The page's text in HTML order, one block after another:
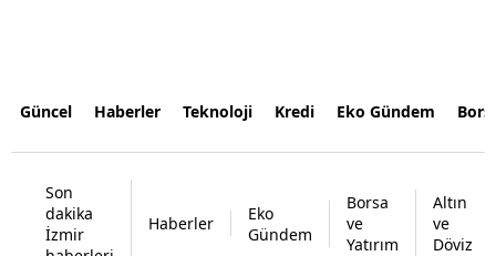
Güncel Haberler Teknoloji Kredi Eko Gündem
Son
dakika
İzmir
Haberler
Eko
Gündem
Borsa
ve
Yatırım
Altın
ve
Döviz